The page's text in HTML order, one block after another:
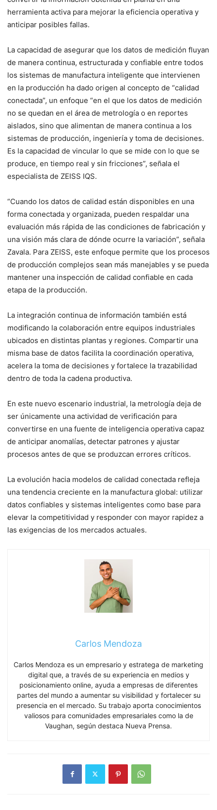
herramienta activa para mejorar la eficiencia operativa y
anticipar posibles fallas.
La capacidad de asegurar que los datos de medición fluyan
de manera continua, estructurada y confiable entre todos
los sistemas de manufactura inteligente que intervienen
en la producción ha dado origen al concepto de “calidad
conectada”, un enfoque “en el que los datos de medición
no se quedan en el área de metrología o en reportes
aislados, sino que alimentan de manera continua a los
sistemas de producción, ingeniería y toma de decisiones.
Es la capacidad de vincular lo que se mide con lo que se
produce, en tiempo real y sin fricciones”, señala el
especialista de ZEISS IQS.
“Cuando los datos de calidad están disponibles en una
forma conectada y organizada, pueden respaldar una
evaluación más rápida de las condiciones de fabricación y
una visión más clara de dónde ocurre la variación”, señala
Zavala. Para ZEISS, este enfoque permite que los procesos
de producción complejos sean más manejables y se pueda
mantener una inspección de calidad confiable en cada
etapa de la producción.
La integración continua de información también está
modificando la colaboración entre equipos industriales
ubicados en distintas plantas y regiones. Compartir una
misma base de datos facilita la coordinación operativa,
acelera la toma de decisiones y fortalece la trazabilidad
dentro de toda la cadena productiva.
En este nuevo escenario industrial, la metrología deja de
ser únicamente una actividad de verificación para
convertirse en una fuente de inteligencia operativa capaz
de anticipar anomalías, detectar patrones y ajustar
procesos antes de que se produzcan errores críticos.
La evolución hacia modelos de calidad conectada refleja
una tendencia creciente en la manufactura global: utilizar
datos confiables y sistemas inteligentes como base para
elevar la competitividad y responder con mayor rapidez a
las exigencias de los mercados actuales.
Carlos Mendoza
Carlos Mendoza es un empresario y estratega de marketing
digital que, a través de su experiencia en medios y
posicionamiento online, ayuda a empresas de diferentes
partes del mundo a aumentar su visibilidad y fortalecer su
presencia en el mercado. Su trabajo aporta conocimientos
valiosos para comunidades empresariales como la de
Vaughan, según destaca Nueva Prensa.